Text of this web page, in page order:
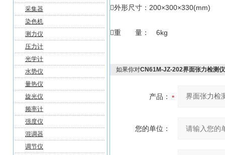
采集器
染色机
测力仪
压力计
光学计
水势仪
量热仪
旋光仪
频率计
强度仪
混调器
调节仪
外形尺寸：
重 量： 6kg
如果你对CN61M-JZ-202界面张力检测
产品：
您的单位：